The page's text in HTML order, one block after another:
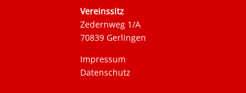
Vereinssitz
Zedernweg 1/A
70839 Gerlingen
Impressum
Datenschutz